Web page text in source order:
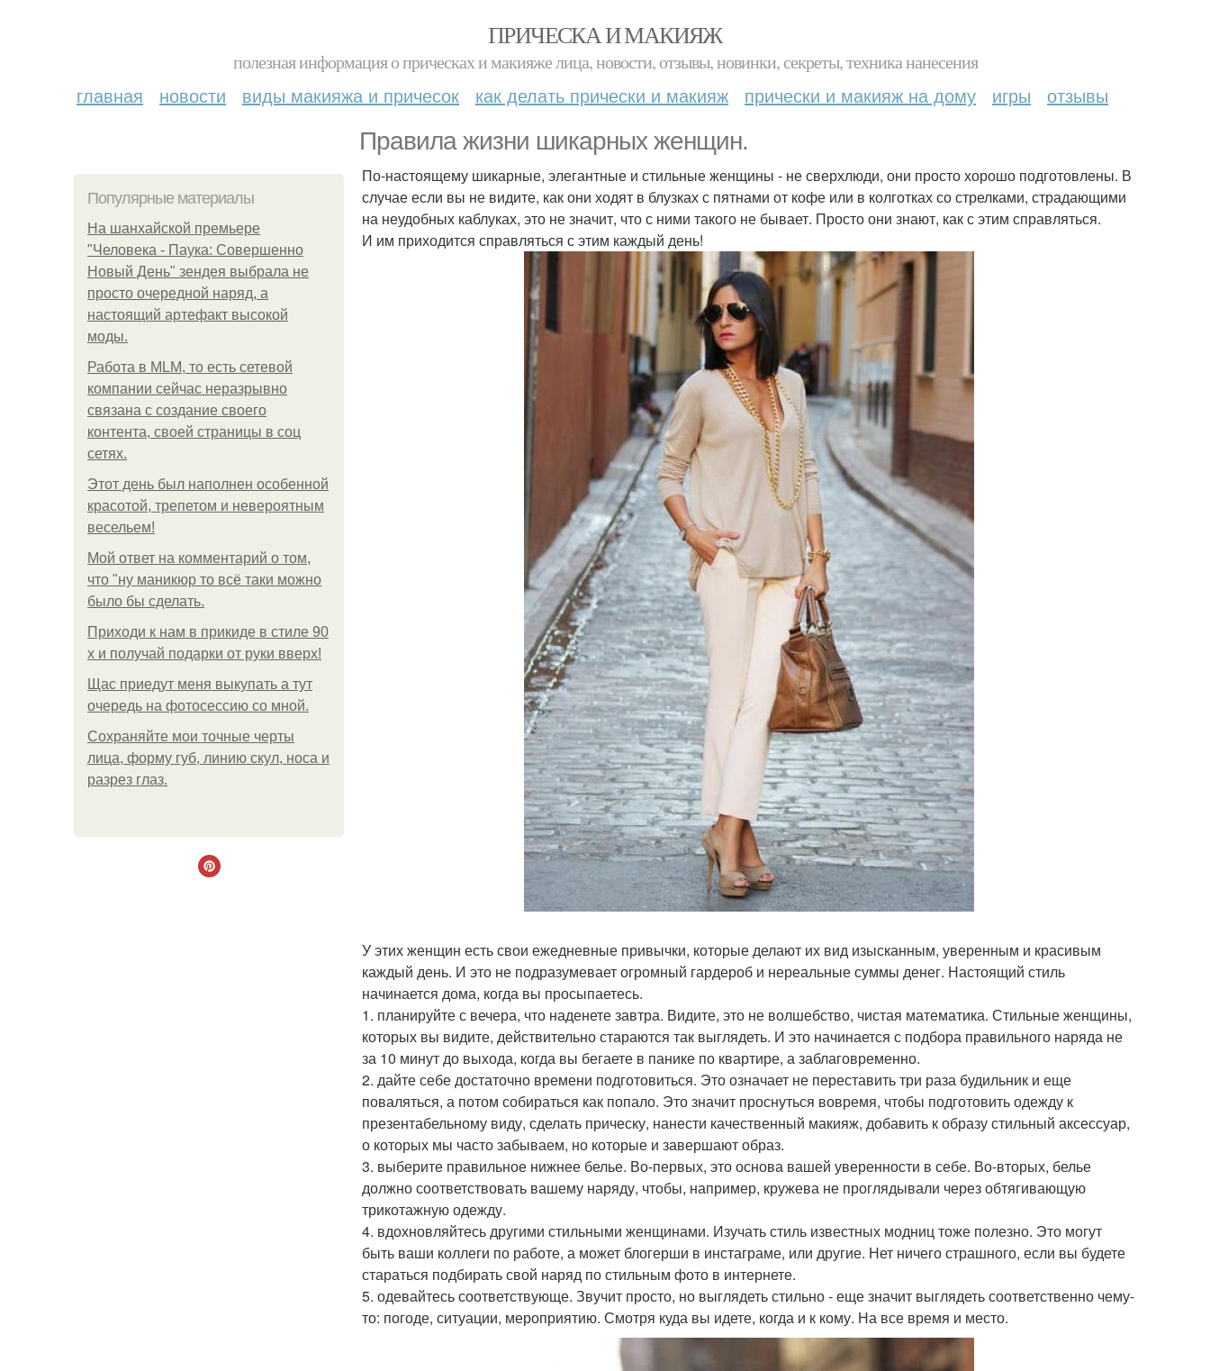
ПРИЧЕСКА И МАКИЯЖ
полезная информация о прическах и макияже лица, новости, отзывы, новинки, секреты, техника нанесения
главная новости виды макияжа и причесок как делать прически и макияж прически и макияж на дому игры отзывы
Правила жизни шикарных женщин.
Популярные материалы
На шанхайской премьере
"Человека - Паука: Совершенно
Новый День" зендея выбрала не
просто очередной наряд, а
настоящий артефакт высокой
моды.
Работа в MLM, то есть сетевой
компании сейчас неразрывно
связана с создание своего
контента, своей страницы в соц
сетях.
Этот день был наполнен особенной
красотой, трепетом и невероятным
весельем!
Мой ответ на комментарий о том,
что "ну маникюр то всё таки можно
было бы сделать.
Приходи к нам в прикиде в стиле 90
х и получай подарки от руки вверх!
Щас приедут меня выкупать а тут
очередь на фотосессию со мной.
Сохраняйте мои точные черты
лица, форму губ, линию скул, носа и
разрез глаз.
По-настоящему шикарные, элегантные и стильные женщины - не сверхлюди, они просто хорошо подготовлены. В
случае если вы не видите, как они ходят в блузках с пятнами от кофе или в колготках со стрелками, страдающими
на неудобных каблуках, это не значит, что с ними такого не бывает. Просто они знают, как с этим справляться.
И им приходится справляться с этим каждый день!
У этих женщин есть свои ежедневные привычки, которые делают их вид изысканным, уверенным и красивым
каждый день. И это не подразумевает огромный гардероб и нереальные суммы денег. Настоящий стиль
начинается дома, когда вы просыпаетесь.
1. планируйте с вечера, что наденете завтра. Видите, это не волшебство, чистая математика. Стильные женщины,
которых вы видите, действительно стараются так выглядеть. И это начинается с подбора правильного наряда не
за 10 минут до выхода, когда вы бегаете в панике по квартире, а заблаговременно.
2. дайте себе достаточно времени подготовиться. Это означает не переставить три раза будильник и еще
поваляться, а потом собираться как попало. Это значит проснуться вовремя, чтобы подготовить одежду к
презентабельному виду, сделать прическу, нанести качественный макияж, добавить к образу стильный аксессуар,
о которых мы часто забываем, но которые и завершают образ.
3. выберите правильное нижнее белье. Во-первых, это основа вашей уверенности в себе. Во-вторых, белье
должно соответствовать вашему наряду, чтобы, например, кружева не проглядывали через обтягивающую
трикотажную одежду.
4. вдохновляйтесь другими стильными женщинами. Изучать стиль известных модниц тоже полезно. Это могут
быть ваши коллеги по работе, а может блогерши в инстаграме, или другие. Нет ничего страшного, если вы будете
стараться подбирать свой наряд по стильным фото в интернете.
5. одевайтесь соответствующе. Звучит просто, но выглядеть стильно - еще значит выглядеть соответственно чему-
то: погоде, ситуации, мероприятию. Смотря куда вы идете, когда и к кому. На все время и место.